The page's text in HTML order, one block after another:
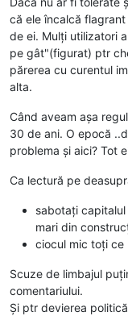
că ele încalcă
de ei. Mulți utilizatori
pe gât"(figurat) ptr
părerea cu curentul
alta.
Când aveam așa
30 de ani. O epocă
problema și aici? Tot
Ca lectură pe
sabotați
mari din
ciocul mic toți ce
Scuze de limbajul
comentariului.
Și ptr devierea